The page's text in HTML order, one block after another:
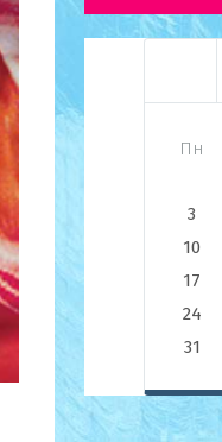
Пн
3
10
17
24
31